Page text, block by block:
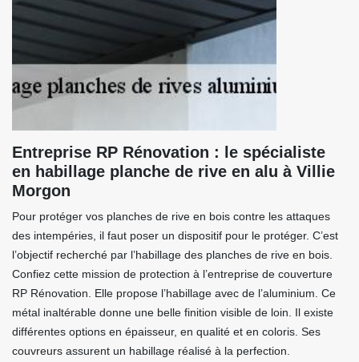
Entreprise RP Rénovation : le spécialiste
en habillage planche de rive en alu à Villie
Morgon
Pour protéger vos planches de rive en bois contre les attaques
des intempéries, il faut poser un dispositif pour le protéger. C’est
l’objectif recherché par l’habillage des planches de rive en bois.
Confiez cette mission de protection à l’entreprise de couverture
RP Rénovation. Elle propose l’habillage avec de l’aluminium. Ce
métal inaltérable donne une belle finition visible de loin. Il existe
différentes options en épaisseur, en qualité et en coloris. Ses
couvreurs assurent un habillage réalisé à la perfection.